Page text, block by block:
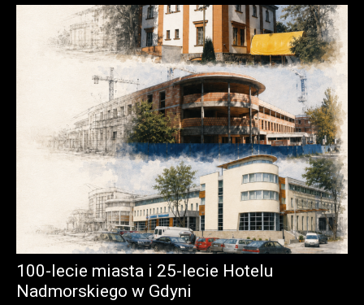
100-lecie miasta i 25-lecie Hotelu
Nadmorskiego w Gdyni